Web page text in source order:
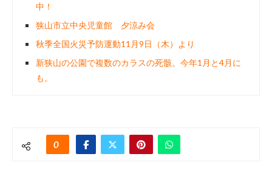
中！
狭山市立中央児童館 夕涼み会
秋季全国火災予防運動11月9日（木）より
新狭山の公園で複数のカラスの死骸。今年1月と4月に
も。
0